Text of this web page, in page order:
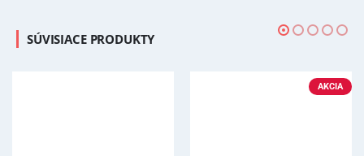
SÚVISIACE PRODUKTY
AKCIA